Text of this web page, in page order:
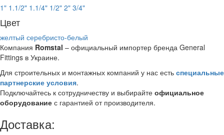
1" 1.1/2" 1.1/4" 1/2" 2" 3/4"
Цвет
желтый серебристо-белый
Компания Romstal – официальный импортер бренда General
Fittings в Украине.
Для строительных и монтажных компаний у нас есть специальные
партнерские условия.
Подключайтесь к сотрудничеству и выбирайте официальное
оборудование с гарантией от производителя.
Доставка: